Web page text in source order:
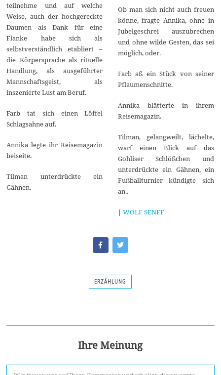
teilnehme und auf welche
Weise, auch der hochgereckte
Daumen als Dank für eine
Flanke habe sich als
selbstverständlich etabliert –
die Körpersprache als rituelle
Handlung, als ausgeführter
Mannschaftsgeist, als
inszenierte Lust am Beruf.
Farb tat sich einen Löffel
Schlagsahne auf.
Annika legte ihr Reisemagazin
beiseite.
Tilman unterdrückte ein
Gähnen.
Ob man sich nicht auch freuen
könne, fragte Annika, ohne in
Jubelgeschrei auszubrechen
und ohne wilde Gesten, das sei
möglich, oder.
Farb aß ein Stück von seiner
Pflaumenschnitte.
Annika blätterte in ihrem
Reisemagazin.
Tilman, gelangweilt, lächelte,
warf einen Blick auf das
Gohliser Schlößchen und
unterdrückte ein Gähnen, ein
Fußballturnier kündigte sich
an..
| WOLF SENFF
ERZÄHLUNG
Ihre Meinung